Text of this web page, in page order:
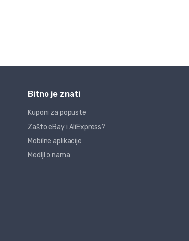
Bitno je znati
Kuponi za popuste
Zašto eBay i AliExpress?
Mobilne aplikacije
Mediji o nama